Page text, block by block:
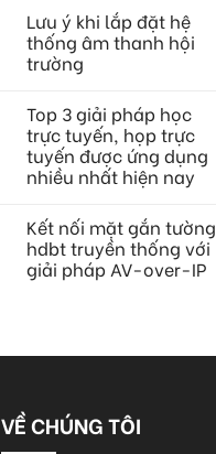
Lưu ý khi lắp đặt hệ
thống âm thanh hội
trường
Top 3 giải pháp học
trực tuyến, họp trực
tuyến được ứng dụng
nhiều nhất hiện nay
Kết nối mặt gắn tường
hdbt truyền thống với
giải pháp AV-over-IP
VỀ CHÚNG TÔI